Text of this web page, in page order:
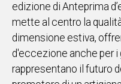
SPORT
EVENTI
STORIE
VIDEO
edizione di Anteprima
mette al centro la
dimensione estiva,
d'eccezione anche per
rappresentano il futuro